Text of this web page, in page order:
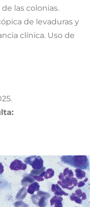
las colonias.
de levaduras y
clínica. Uso de